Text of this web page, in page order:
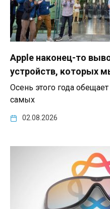
Apple наконец-то
устройств, которых
Осень этого года
самых
02.08.2026